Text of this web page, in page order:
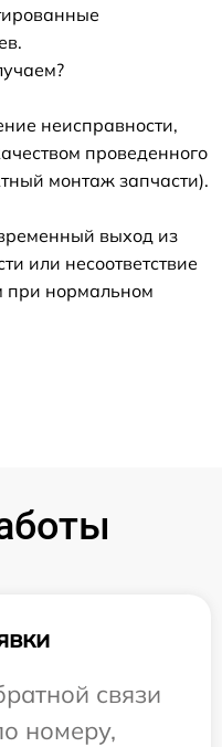
неисправности,
проведенного
монтаж запчасти).
выход из
или несоответствие
при нормальном
связи
номеру,